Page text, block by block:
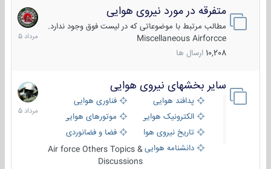
متفرقه در مورد نیروی هوایی
مطالب مرتبط با موضوعاتی که در لیست فوق وجود ندارد.
Miscellaneous Airforcce
10,208 ارسال ها
7
مرداد
1405
سایر بخشهای نیروی هوایی
پدافند هوایی
فناوری هوایی
الکترونیک هوایی
موتورهای هوایی
تاریخ نیروی هوایی
فضا و فضانوردی
دانشنامه هواییAir force Others Topics &
Discussions
2
مرداد
1405